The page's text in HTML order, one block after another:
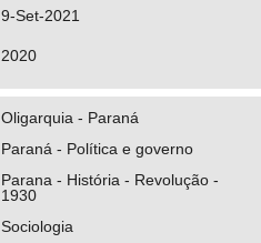
9-Set-2021
2020
Oligarquia - Paraná
Paraná - Política e governo
Parana - História - Revolução -
1930
Sociologia